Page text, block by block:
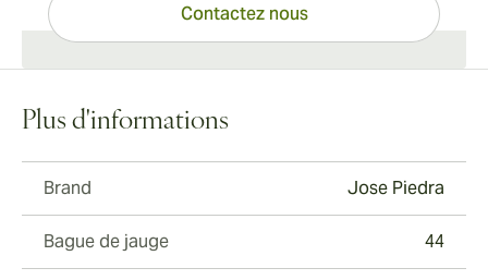
Contactez nous
Plus d'informations
Brand Jose Piedra
Bague de jauge 44